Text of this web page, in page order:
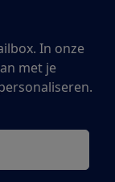
In onze
met je